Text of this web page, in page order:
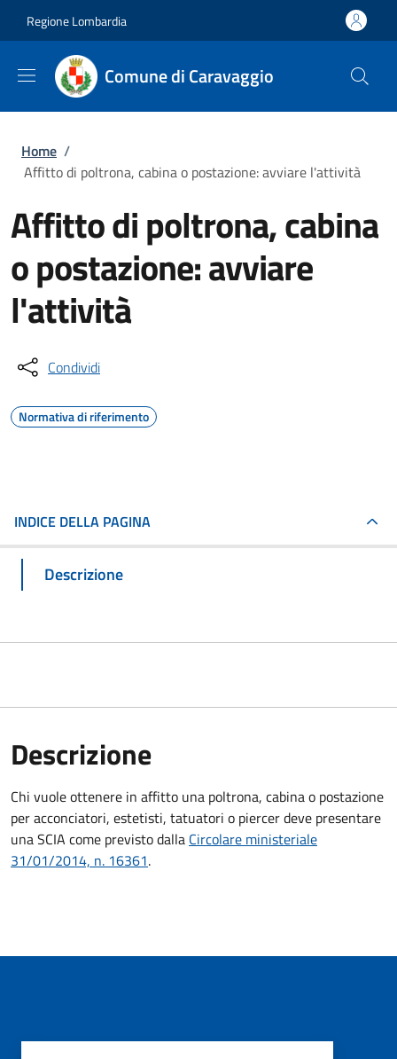
Regione Lombardia
Comune di Caravaggio
Briciole di pane
Home /
Affitto di poltrona, cabina o postazione: avviare l'attività
Affitto di poltrona, cabina
o postazione: avviare
l'attività
Condividi
Normativa di riferimento
INDICE DELLA PAGINA
Descrizione
Descrizione
Chi vuole ottenere in affitto una poltrona, cabina o postazione
per acconciatori, estetisti, tatuatori o piercer deve presentare
una SCIA come previsto dalla Circolare ministeriale
31/01/2014, n. 16361.